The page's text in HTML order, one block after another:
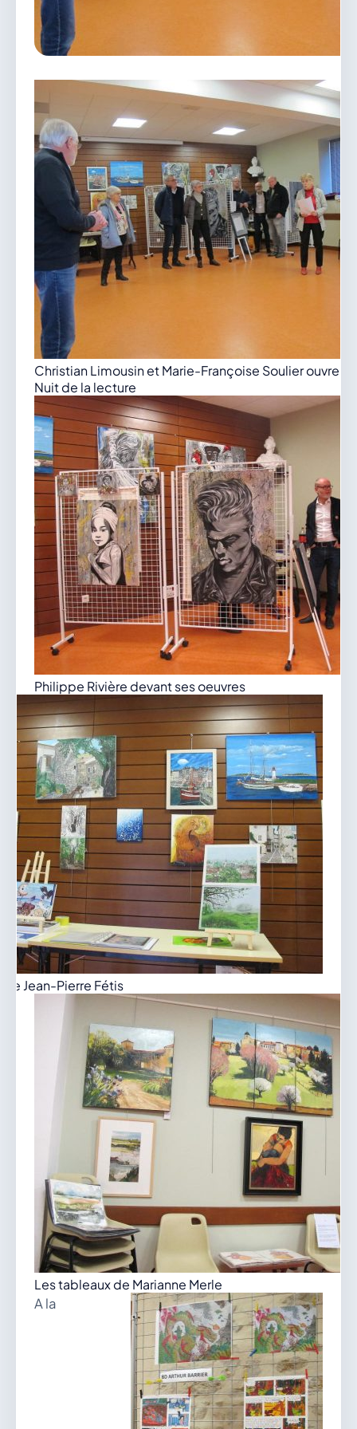
vous.
04 74 38 22 78
mairie@douvres.fr
140 Place de la Babillière, 01500 Douvres
Contacter la mairie
Le guichet des associations
publier une annonce
Christian Limousin et Marie-Françoise Soulier ouvrent
Nuit de la lecture
Philippe Rivière devant ses oeuvres
Jean-Pierre Fétis
Les tableaux de Marianne Merle
A la